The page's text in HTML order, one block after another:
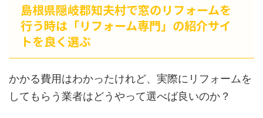
島根県隠岐郡知夫村で窓のリフォームを
行う時は「リフォーム専門」の紹介サイ
トを良く選ぶ
かかる費用はわかったけれど、実際にリフォームを
してもらう業者はどうやって選べば良いのか？